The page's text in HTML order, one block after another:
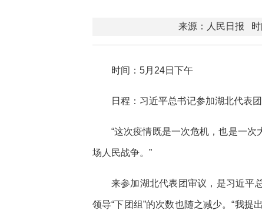
来源：人民日报
时间：5月24日下午
日程：习近平总书记参加湖北代表
“这次疫情既是一次危机，也是一
场人民战争。”
来参加湖北代表团审议，是习近平
领导“下团组”的次数也随之减少。“我提